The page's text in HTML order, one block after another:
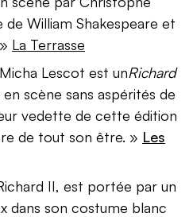
William Shakespeare et
La Terrasse
Lescot est unRichard
scène sans aspérités de
vedette de cette édition
de tout son être. » Les
II, est portée par un
dans son costume blanc